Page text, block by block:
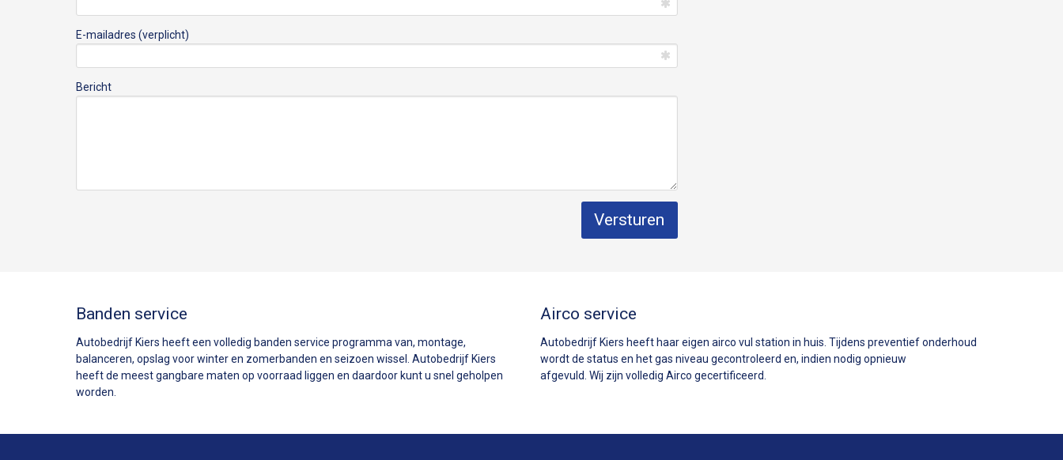
E-mailadres (verplicht)
Bericht
Banden service
Autobedrijf Kiers heeft een volledig banden service programma van, montage,
balanceren, opslag voor winter en zomerbanden en seizoen wissel. Autobedrijf Kiers
heeft de meest gangbare maten op voorraad liggen en daardoor kunt u snel geholpen
worden.
Airco service
Autobedrijf Kiers heeft haar eigen airco vul station in huis. Tijdens preventief onderhoud
wordt de status en het gas niveau gecontroleerd en, indien nodig opnieuw
afgevuld. Wij zijn volledig Airco gecertificeerd.